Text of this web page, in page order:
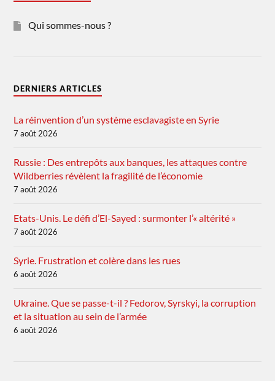
Qui sommes-nous ?
DERNIERS ARTICLES
La réinvention d’un système esclavagiste en Syrie
7 août 2026
Russie : Des entrepôts aux banques, les attaques contre
Wildberries révèlent la fragilité de l’économie
7 août 2026
Etats-Unis. Le défi d’El-Sayed : surmonter l’« altérité »
7 août 2026
Syrie. Frustration et colère dans les rues
6 août 2026
Ukraine. Que se passe-t-il ? Fedorov, Syrskyi, la corruption
et la situation au sein de l’armée
6 août 2026